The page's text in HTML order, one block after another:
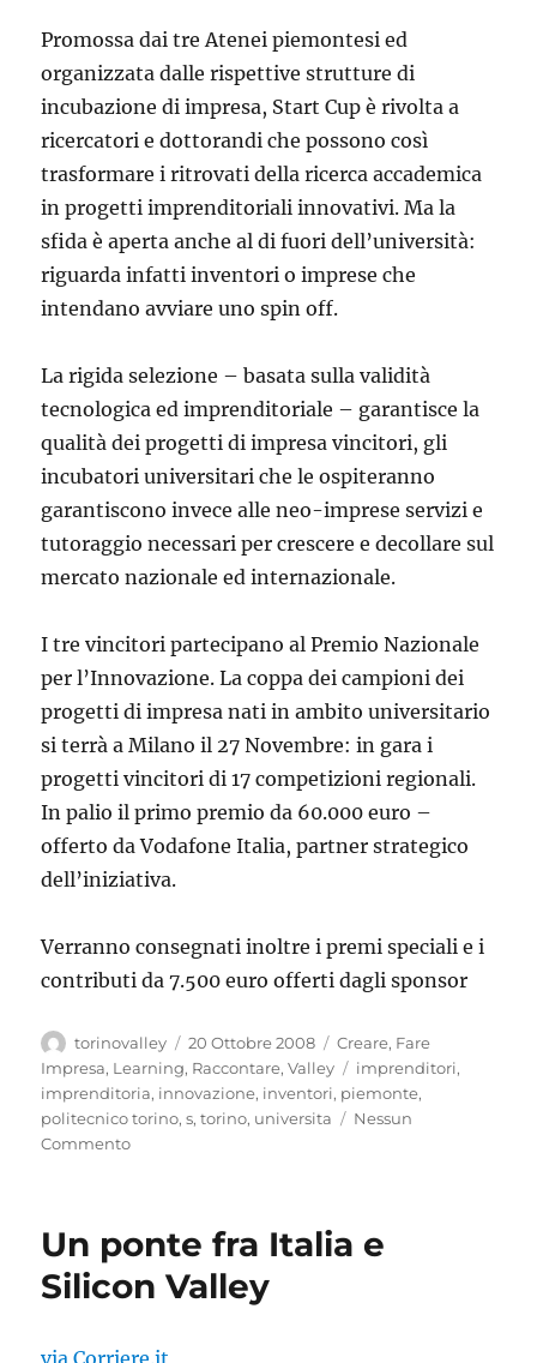
Promossa dai tre Atenei piemontesi ed
organizzata dalle rispettive strutture di
incubazione di impresa, Start Cup è rivolta a
ricercatori e dottorandi che possono così
trasformare i ritrovati della ricerca accademica
in progetti imprenditoriali innovativi. Ma la
sfida è aperta anche al di fuori dell’università:
riguarda infatti inventori o imprese che
intendano avviare uno spin off.
La rigida selezione – basata sulla validità
tecnologica ed imprenditoriale – garantisce la
qualità dei progetti di impresa vincitori, gli
incubatori universitari che le ospiteranno
garantiscono invece alle neo-imprese servizi e
tutoraggio necessari per crescere e decollare sul
mercato nazionale ed internazionale.
I tre vincitori partecipano al Premio Nazionale
per l’Innovazione. La coppa dei campioni dei
progetti di impresa nati in ambito universitario
si terrà a Milano il 27 Novembre: in gara i
progetti vincitori di 17 competizioni regionali.
In palio il primo premio da 60.000 euro –
offerto da Vodafone Italia, partner strategico
dell’iniziativa.
Verranno consegnati inoltre i premi speciali e i
contributi da 7.500 euro offerti dagli sponsor
Autore
torinovalley
Pubblicato
il
20 Ottobre 2008 Categorie
Creare, Fare
Impresa, Learning, Raccontare,Valley Tag
imprenditori,
imprenditoria, innovazione, inventori, piemonte,
politecnico torino,s,torino, universita
Nessun
Commento
Un ponte fra Italia e
Silicon Valley